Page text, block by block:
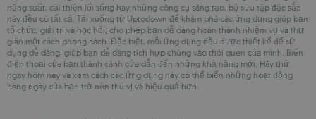
năng suất, cải thiện lối sống hay những công cụ sáng tạo, bộ sưu tập đặc sắc
này đều có tất cả. Tải xuống từ Uptodown để khám phá các ứng dụng giúp bạn
tổ chức, giải trí và học hỏi, cho phép bạn dễ dàng hoàn thành nhiệm vụ và thư
giãn một cách phong cách. Đặc biệt, mỗi ứng dụng đều được thiết kế để sử
dụng dễ dàng, giúp bạn dễ dàng tích hợp chúng vào thói quen của mình. Biến
điện thoại của bạn thành cánh cửa dẫn đến những khả năng mới. Hãy thử
ngay hôm nay và xem cách các ứng dụng này có thể biến những hoạt động
hàng ngày của bạn trở nên thú vị và hiệu quả hơn.